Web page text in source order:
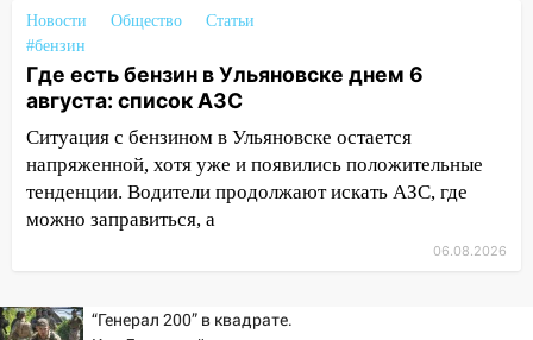
случайно задушил его: суд вынес
приговор
11:38 В Ленинском районе пожар
полностью уничтожил дачный дом и
сарай
11:38 В Госдуме предложили отменить
ЕГЭ с 2027 года
В Ульяновске ИИ будет выявлять
площадках
Новости Общество
Статьи
#бензин
Где есть бензин в Ульяновске днем 6
августа: список АЗС
Ситуация с бензином в Ульяновске остается
напряженной, хотя уже и появились положительные
тенденции. Водители продолжают искать АЗС, где
можно заправиться, а
06.08.2026
“Генерал 200” в квадрате.